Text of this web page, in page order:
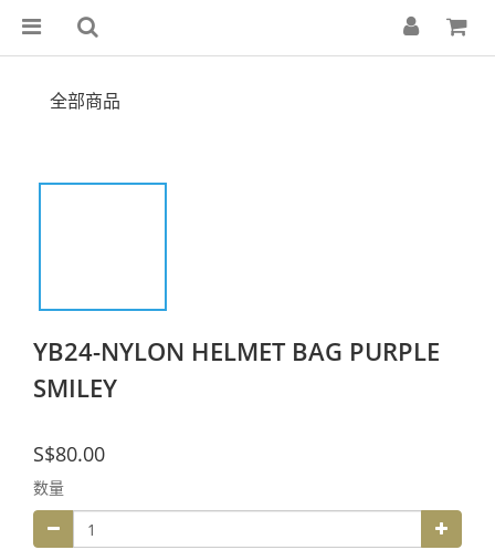
全部商品
YB24-NYLON HELMET BAG PURPLE
SMILEY
S$80.00
数量